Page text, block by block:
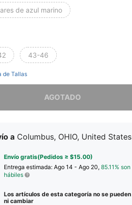
de azul marino
43-46
de Tallas
AGOTADO
a Columbus, OHIO, United States
Envío gratis(Pedidos ≥ $15.00)
Entrega estimada: Ago 14 - Ago 20, 85.11% son
hábiles
Los artículos de esta categoría no se
ni cambiar